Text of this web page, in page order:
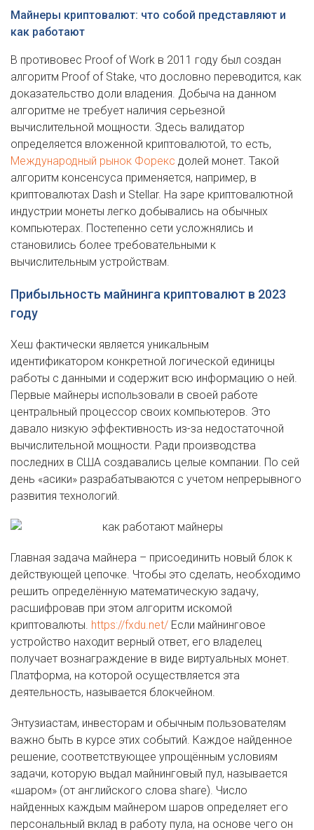
Майнеры криптовалют: что собой представляют и
как работают
В противовес Proof of Work в 2011 году был создан
алгоритм Proof of Stake, что дословно переводится, как
доказательство доли владения. Добыча на данном
алгоритме не требует наличия серьезной
вычислительной мощности. Здесь валидатор
определяется вложенной криптовалютой, то есть,
Международный рынок Форекс долей монет. Такой
алгоритм консенсуса применяется, например, в
криптовалютах Dash и Stellar. На заре криптовалютной
индустрии монеты легко добывались на обычных
компьютерах. Постепенно сети усложнялись и
становились более требовательными к
вычислительным устройствам.
Прибыльность майнинга криптовалют в 2023
году
Хеш фактически является уникальным
идентификатором конкретной логической единицы
работы с данными и содержит всю информацию о ней.
Первые майнеры использовали в своей работе
центральный процессор своих компьютеров. Это
давало низкую эффективность из-за недостаточной
вычислительной мощности. Ради производства
последних в США создавались целые компании. По сей
день «асики» разрабатываются с учетом непрерывного
развития технологий.
Главная задача майнера – присоединить новый блок к
действующей цепочке. Чтобы это сделать, необходимо
решить определённую математическую задачу,
расшифровав при этом алгоритм искомой
криптовалюты. https://fxdu.net/ Если майнинговое
устройство находит верный ответ, его владелец
получает вознаграждение в виде виртуальных монет.
Платформа, на которой осуществляется эта
деятельность, называется блокчейном.
Энтузиастам, инвесторам и обычным пользователям
важно быть в курсе этих событий. Каждое найденное
решение, соответствующее упрощённым условиям
задачи, которую выдал майнинговый пул, называется
«шаром» (от английского слова share). Число
найденных каждым майнером шаров определяет его
персональный вклад в работу пула, на основе чего он